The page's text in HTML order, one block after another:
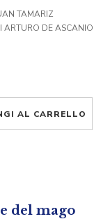
TAMARIZ
ARTURO DE ASCANIO
AL CARRELLO
del mago